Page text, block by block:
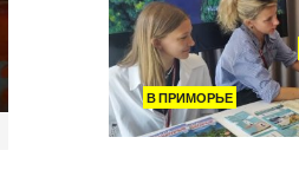
В ПРИМОРЬЕ